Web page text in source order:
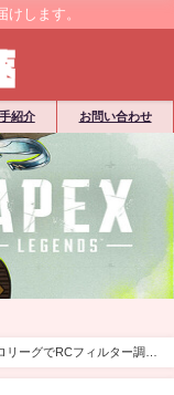
します。
紹介 お問い合わせ
リーグでRCフィルター調整